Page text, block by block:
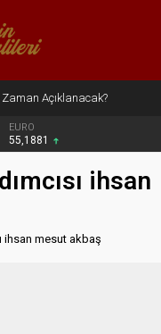
Açıklanacak?
EURO
55,1881
ihsan
ihsan mesut akbaş